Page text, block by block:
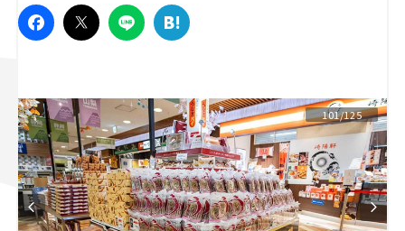
101/125
Campaign
人気のハッシュタグ